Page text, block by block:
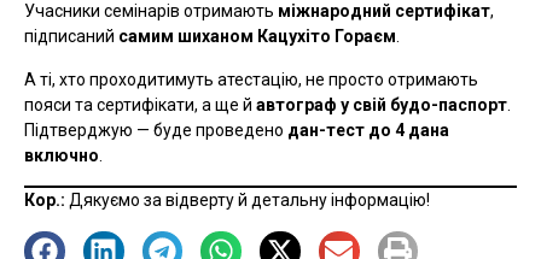
Учасники семінарів отримають міжнародний сертифікат,
підписаний самим шиханом Кацухіто Гораєм.
А ті, хто проходитимуть атестацію, не просто отримають
пояси та сертифікати, а ще й автограф у свій будо-паспорт
Підтверджую — буде проведено дан-тест до 4 дана
включно
Кор.: Дякуємо за відверту й детальну інформацію!